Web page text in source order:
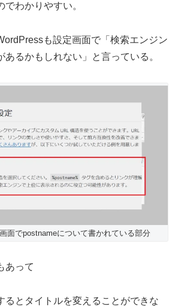
わかりやすい。
も設定画面で「検索エンジン
あるかもしれない」と言っている。
面でpostnameについて書かれている部分
あって
とタイトルを変えることができな